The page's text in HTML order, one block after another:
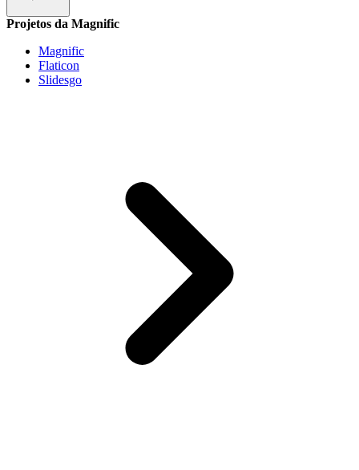
Projetos da Magnific
Magnific
Flaticon
Slidesgo